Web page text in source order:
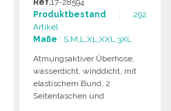
Ref.17-28594
Produktbestand : 292
Artikel
Maße : S,M,L,XL,XXL,3XL
Atmungsaktiver Überhose,
wasserdicht, winddicht, mit
elastischem Bund, 2
Seitentaschen und